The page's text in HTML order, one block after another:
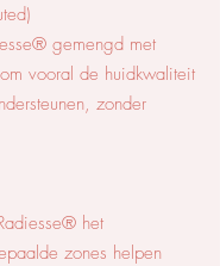
gemengd met
vooral de huidkwaliteit
zonder
het
zones helpen